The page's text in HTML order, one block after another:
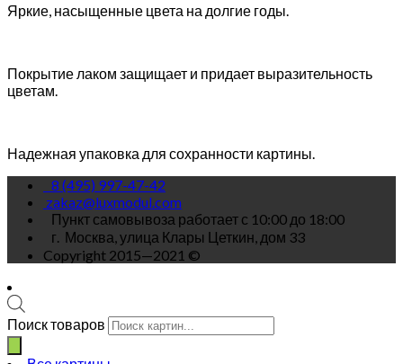
Яркие, насыщенные цвета на долгие годы.
Покрытие лаком защищает и придает выразительность
цветам.
Надежная упаковка для сохранности картины.
8 (495) 997-47-42
zakaz@luxmodul.com
Пункт самовывоза работает с 10:00 до 18:00
г. Москва, улица Клары Цеткин, дом 33
Copyright 2015—2021 ©
Поиск товаров